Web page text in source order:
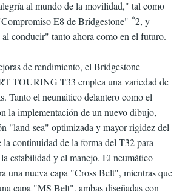
al mundo de la movilidad," tal como
E8 de Bridgestone" *2, y
conducir" tanto ahora como en el futuro.
de rendimiento, el Bridgestone
TOURING T33 emplea una variedad de
Tanto el neumático delantero como el
la implementación de un nuevo dibujo,
"land-sea" optimizada y mayor rigidez del
la continuidad de la forma del T32 para
estabilidad y el manejo. El neumático
una nueva capa "Cross Belt", mientras que
capa "MS Belt", ambas diseñadas con